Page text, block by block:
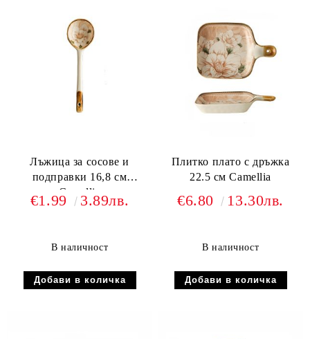
Лъжица за сосове и
подправки 16,8 см
Camellia
€1.99 3.89лв.
В наличност
Плитко плато с дръжка
22.5 см Camellia
€6.80 13.30лв.
В наличност